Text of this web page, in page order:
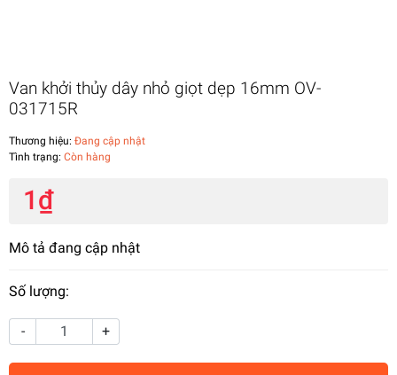
Van khởi thủy dây nhỏ giọt dẹp 16mm OV-
031715R
Thương hiệu: Đang cập nhật
Tình trạng: Còn hàng
1₫
Mô tả đang cập nhật
Số lượng:
- +